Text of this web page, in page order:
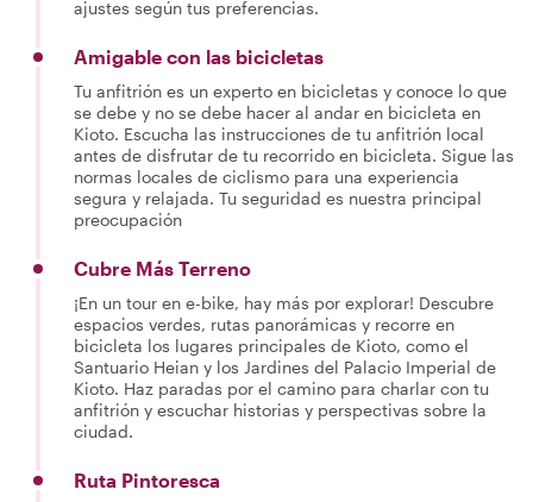
ajustes según tus preferencias.
Amigable con las bicicletas
Tu anfitrión es un experto en bicicletas y conoce lo que
se debe y no se debe hacer al andar en bicicleta en
Kioto. Escucha las instrucciones de tu anfitrión local
antes de disfrutar de tu recorrido en bicicleta. Sigue las
normas locales de ciclismo para una experiencia
segura y relajada. Tu seguridad es nuestra principal
preocupación
Cubre Más Terreno
¡En un tour en e-bike, hay más por explorar! Descubre
espacios verdes, rutas panorámicas y recorre en
bicicleta los lugares principales de Kioto, como el
Santuario Heian y los Jardines del Palacio Imperial de
Kioto. Haz paradas por el camino para charlar con tu
anfitrión y escuchar historias y perspectivas sobre la
ciudad.
Ruta Pintoresca